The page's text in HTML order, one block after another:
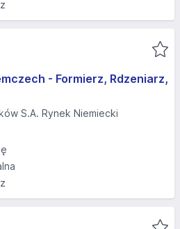
- Formierz, Rdzeniarz,
S.A. Rynek Niemiecki